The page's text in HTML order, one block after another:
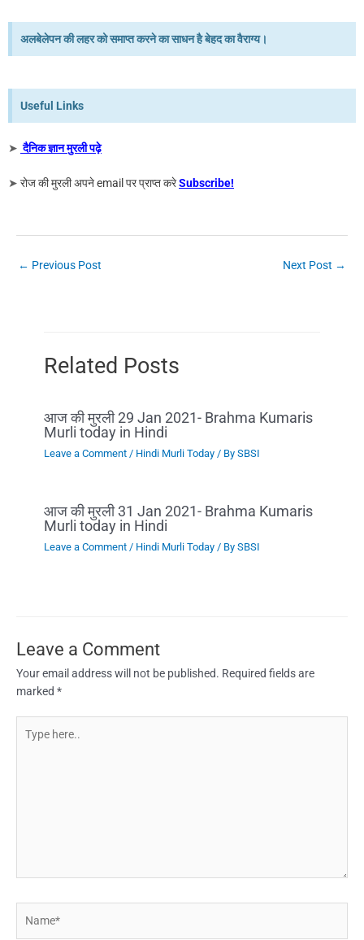
अलबेलेपन की लहर को समाप्त करने का साधन है बेहद का वैराग्य।
Useful Links
➤ दैनिक ज्ञान मुरली पढ़े
➤ रोज की मुरली अपने email पर प्राप्त करेSubscribe!
← Previous Post Next Post →
Related Posts
आज की मुरली 29 Jan 2021- Brahma Kumaris
Murli today in Hindi
Leave a Comment / Hindi Murli Today / BySBSI
आज की मुरली 31 Jan 2021- Brahma Kumaris
Murli today in Hindi
Leave a Comment / Hindi Murli Today / BySBSI
Leave a Comment
Your email address will not be published. Required fields are
marked *
here..